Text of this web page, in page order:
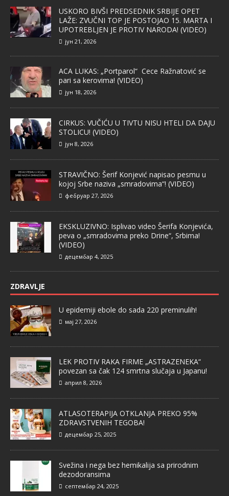
USKORO BIVŠI PREDSEDNIK SRBIJE OPET
LAŽE: ZVUČNI TOP JE POSTOJAO 15. MARTA I
UPOTREBLJEN JE PROTIV NARODA! (VIDEO)
јун 21, 2026
ACA LUKAS: „Portparol“ Cece Ražnatović se
pari sa kerovima! (VIDEO)
јун 18, 2026
CIRKUS: VUČIĆU U TIVTU NISU HTELI DA DAJU
STOLICU! (VIDEO)
јун 8, 2026
STRAVIČNO: Šerif Konjević napisao pesmu u
kojoj Srbe naziva „smradovima“! (VIDEO)
фебруар 27, 2026
EKSKLUZIVNO: Isplivao video Šerifa Konjevića,
peva o „smradovima preko Drine“, Srbima!
(VIDEO)
децембар 4, 2025
ZDRAVLJE
U epidemiji ebole do sada 220 preminulih!
мај 27, 2026
LEK PROTIV RAKA FIRME „ASTRAZENEKA“
povezan sa čak 124 smrtna slučaja u Japanu!
април 8, 2026
ATLASOTERAPIJA OTKLANJA PREKO 95%
ZDRAVSTVENIH TEGOBA!
децембар 25, 2025
Svežina i nega bez hemikalija sa prirodnim
dezodoransima
септембар 24, 2025